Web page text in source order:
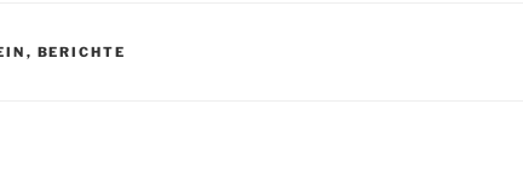
, BERICHTE